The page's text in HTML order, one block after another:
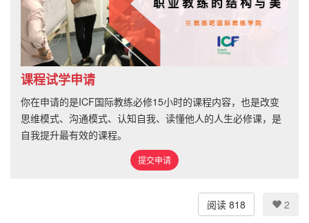
课程试学申请
你在申请的是ICF国际教练必修15小时的课程内容，也是改变
思维模式、沟通模式、认知自我、读懂他人的人生必修课，是
自我提升最有效的课程。
提交申请
阅读 818 2